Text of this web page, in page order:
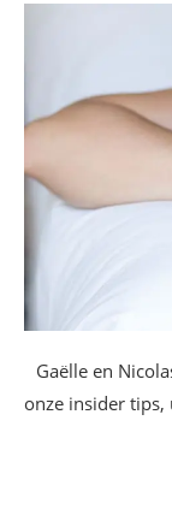
Gaëlle en
onze insider